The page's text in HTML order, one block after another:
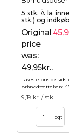
5 stk. À la
stk.) og
Original
price
was:
49,95kr..
Laveste pris de
prisnedsættelsen:
9,19 kr. / stk.
– pqt